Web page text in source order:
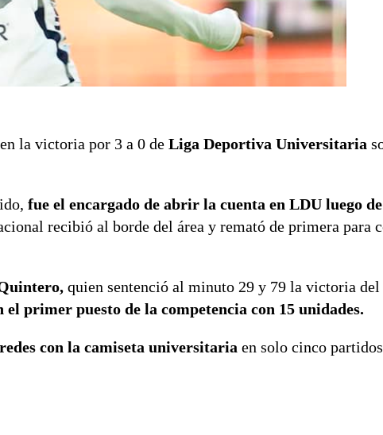
en la victoria por 3 a 0 de Liga Deportiva Universitaria
fue el encargado de abrir la cuenta en LDU luego
recibió al borde del área y remató de primera para
quien sentenció al minuto 29 y 79 la victoria del
el primer puesto de la competencia con 15 unidades.
con la camiseta universitaria en solo cinco